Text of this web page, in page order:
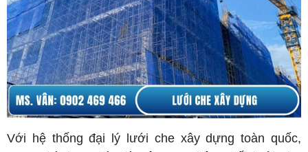
Với hệ thống đại lý lưới che xây dựng toàn quốc,